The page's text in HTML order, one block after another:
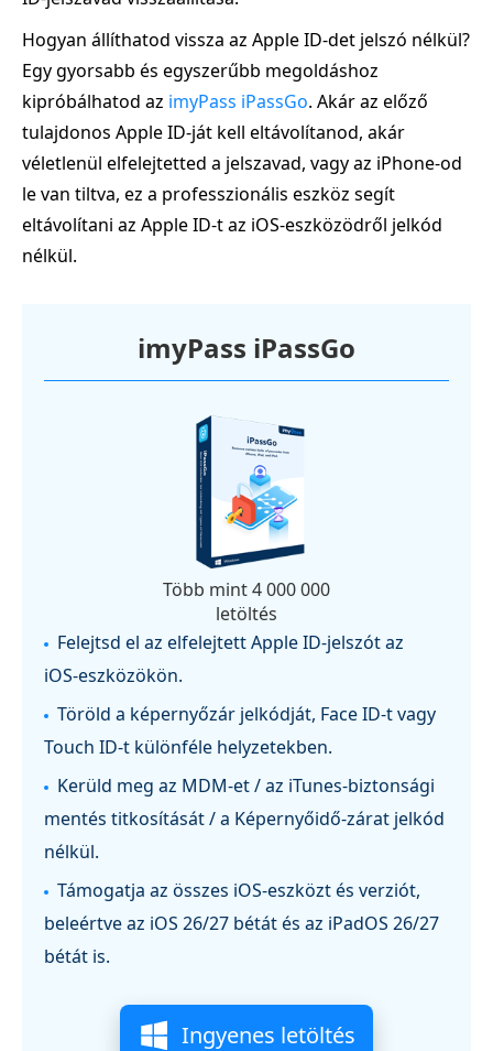
Hogyan állíthatod vissza az Apple ID‑det jelszó nélkül?
Egy gyorsabb és egyszerűbb megoldáshoz
kipróbálhatod az imyPass iPassGo. Akár az előző
tulajdonos Apple ID‑ját kell eltávolítanod, akár
véletlenül elfelejtetted a jelszavad, vagy az iPhone‑od
le van tiltva, ez a professzionális eszköz segít
eltávolítani az Apple ID‑t az iOS‑eszközödről jelkód
nélkül.
imyPass iPassGo
Több mint 4 000 000
letöltés
Felejtsd el az elfelejtett Apple ID‑jelszót az
iOS‑eszközökön.
Töröld a képernyőzár jelkódját, Face ID‑t vagy
Touch ID‑t különféle helyzetekben.
Kerüld meg az MDM‑et / az iTunes‑biztonsági
mentés titkosítását / a Képernyőidő‑zárat jelkód
nélkül.
Támogatja az összes iOS‑eszközt és verziót,
beleértve az iOS 26/27 bétát és az iPadOS 26/27
bétát is.
Ingyenes letöltés